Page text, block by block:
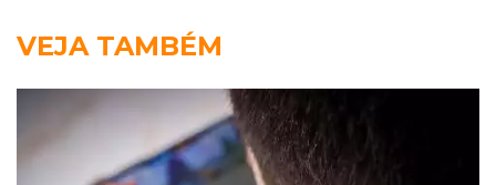
VEJA TAMBÉM